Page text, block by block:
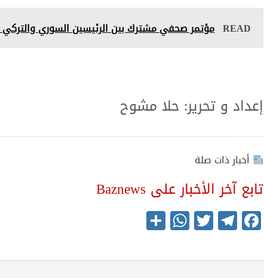
READ مؤتمر صحفي مشترك بين الرئيسين السوري
إعداد و تحرير: حلا مشوح
أخبار ذات صلة
تابع آخر الأخبار على Baznews
Fa
ce
bo
Te
le
gr
T
wi
tte
W
ha
ts
S
ha
re